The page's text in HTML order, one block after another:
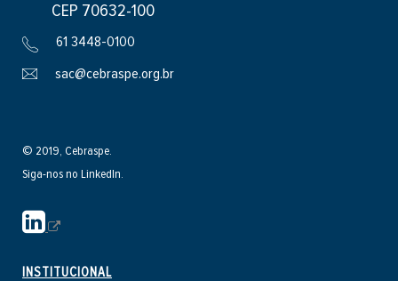
CEP 70632-100
61 3448-0100
sac@cebraspe.org.br
© 2019, Cebraspe.
Siga-nos no LinkedIn.
S
t
INSTITUCIONAL